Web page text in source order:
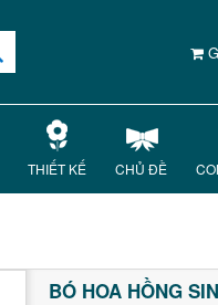
THIẾT KẾ CHỦ ĐỀ
BÓ HOA HỒNG